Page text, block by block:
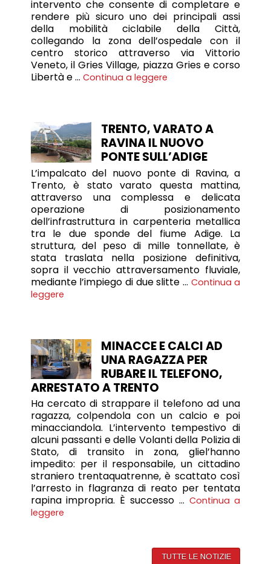
intervento che consente di completare e
rendere più sicuro uno dei principali assi
della mobilità ciclabile della Città,
collegando la zona dell’ospedale con il
centro storico attraverso via Vittorio
Veneto, il Gries Village, piazza Gries e corso
Libertà e … Continua a leggere
TRENTO, VARATO A
RAVINA IL NUOVO
PONTE SULL’ADIGE
L’impalcato del nuovo ponte di Ravina, a
Trento, è stato varato questa mattina,
attraverso una complessa e delicata
operazione di posizionamento
dell’infrastruttura in carpenteria metallica
tra le due sponde del fiume Adige. La
struttura, del peso di mille tonnellate, è
stata traslata nella posizione definitiva,
sopra il vecchio attraversamento fluviale,
mediante l’impiego di due slitte … Continua a
leggere
MINACCE E CALCI AD
UNA RAGAZZA PER
RUBARE IL TELEFONO,
ARRESTATO A TRENTO
Ha cercato di strappare il telefono ad una
ragazza, colpendola con un calcio e poi
minacciandola. L’intervento tempestivo di
alcuni passanti e delle Volanti della Polizia di
Stato, di transito in zona, gliel’hanno
impedito: per il responsabile, un cittadino
straniero trentaquatrenne, è scattato così
l’arresto in flagranza di reato per tentata
rapina impropria. È successo … Continua a
leggere
TUTTE LE NOTIZIE